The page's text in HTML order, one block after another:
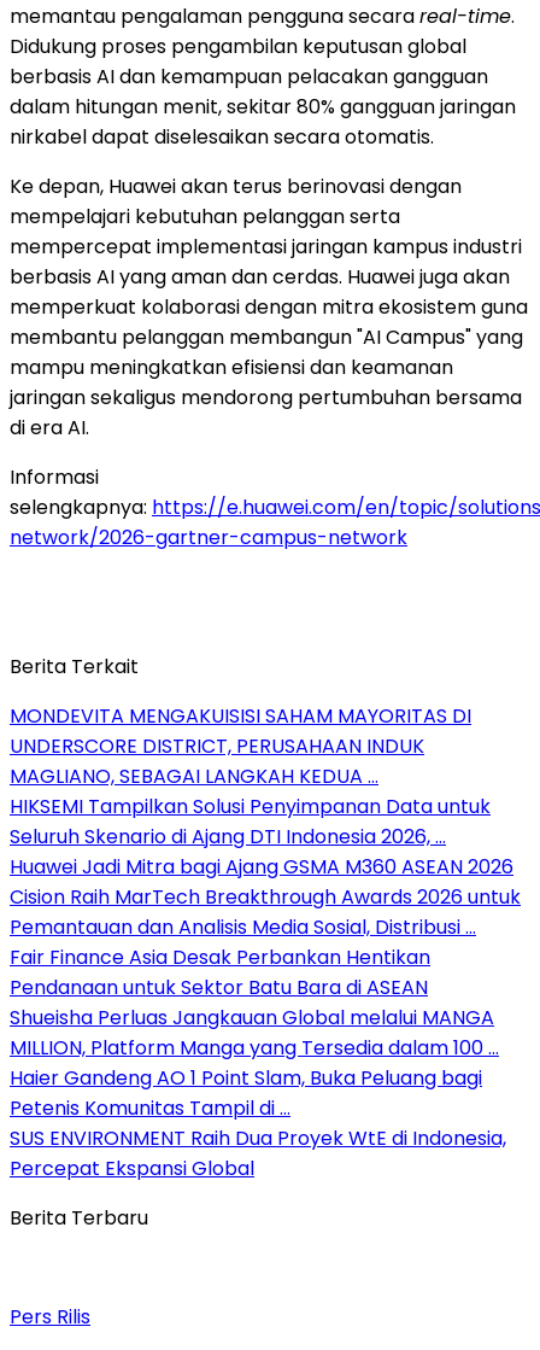
memantau pengalaman pengguna secarareal-time.
Didukung proses pengambilan keputusan global
berbasis AI dan kemampuan pelacakan gangguan
dalam hitungan menit, sekitar 80% gangguan jaringan
nirkabel dapat diselesaikan secara otomatis.
Ke depan, Huawei akan terus berinovasi dengan
mempelajari kebutuhan pelanggan serta
mempercepat implementasi jaringan kampus industri
berbasis AI yang aman dan cerdas. Huawei juga akan
memperkuat kolaborasi dengan mitra ekosistem guna
membantu pelanggan membangun "AI Campus" yang
mampu meningkatkan efisiensi dan keamanan
jaringan sekaligus mendorong pertumbuhan bersama
di era AI.
Informasi
selengkapnya: https://e.huawei.com/en/topic/
network/2026-gartner-campus-network
Berita Terkait
MONDEVITA MENGAKUISISI SAHAM MAYORITAS DI
UNDERSCORE DISTRICT, PERUSAHAAN INDUK
MAGLIANO, SEBAGAI LANGKAH KEDUA …
HIKSEMI Tampilkan Solusi Penyimpanan Data untuk
Seluruh Skenario di Ajang DTI Indonesia 2026, …
Huawei Jadi Mitra bagi Ajang GSMA M360 ASEAN 2026
Cision Raih MarTech Breakthrough Awards 2026 untuk
Pemantauan dan Analisis Media Sosial, Distribusi …
Fair Finance Asia Desak Perbankan Hentikan
Pendanaan untuk Sektor Batu Bara di ASEAN
Shueisha Perluas Jangkauan Global melalui MANGA
MILLION, Platform Manga yang Tersedia dalam 100 …
Haier Gandeng AO 1 Point Slam, Buka Peluang bagi
Petenis Komunitas Tampil di …
SUS ENVIRONMENT Raih Dua Proyek WtE di Indonesia,
Percepat Ekspansi Global
Berita Terbaru
Pers Rilis